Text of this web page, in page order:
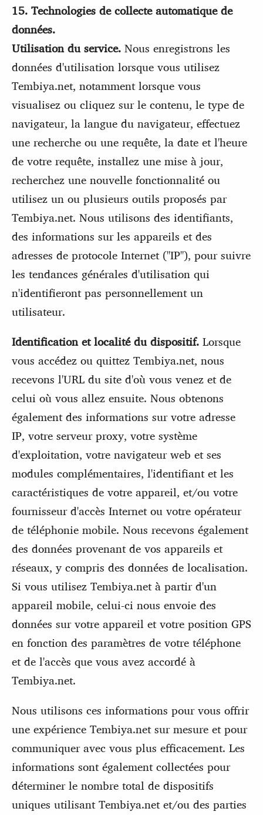
15. Technologies de collecte automatique de
données.
Utilisation du service.Nous enregistrons les
données d'utilisation lorsque vous utilisez
Tembiya.net, notamment lorsque vous
visualisez ou cliquez sur le contenu, le type de
navigateur, la langue du navigateur, effectuez
une recherche ou une requête, la date et l'heure
de votre requête, installez une mise à jour,
recherchez une nouvelle fonctionnalité ou
utilisez un ou plusieurs outils proposés par
Tembiya.net. Nous utilisons des identifiants,
des informations sur les appareils et des
adresses de protocole Internet ("IP"), pour suivre
les tendances générales d'utilisation qui
n'identifieront pas personnellement un
utilisateur.
Identification et localité du dispositif.Lorsque
vous accédez ou quittez Tembiya.net, nous
recevons l'URL du site d'où vous venez et de
celui où vous allez ensuite. Nous obtenons
également des informations sur votre adresse
IP, votre serveur proxy, votre système
d'exploitation, votre navigateur web et ses
modules complémentaires, l'identifiant et les
caractéristiques de votre appareil, et/ou votre
fournisseur d'accès Internet ou votre opérateur
de téléphonie mobile. Nous recevons également
des données provenant de vos appareils et
réseaux, y compris des données de localisation.
Si vous utilisez Tembiya.net à partir d'un
appareil mobile, celui-ci nous envoie des
données sur votre appareil et votre position GPS
en fonction des paramètres de votre téléphone
et de l'accès que vous avez accordé à
Tembiya.net.
Nous utilisons ces informations pour vous offrir
une expérience Tembiya.net sur mesure et pour
communiquer avec vous plus efficacement. Les
informations sont également collectées pour
déterminer le nombre total de dispositifs
uniques utilisant Tembiya.net et/ou des parties